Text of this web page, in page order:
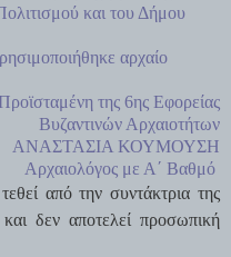
και του Δήμου
αρχαίο
της 6ης Εφορείας
Βυζαντινών Αρχαιοτήτων
ΑΝΑΣΤΑΣΙΑ ΚΟΥΜΟΥΣΗ
Αρχαιολόγος με Α΄ Βαθμό
από την συντάκτρια της
δεν αποτελεί προσωπική